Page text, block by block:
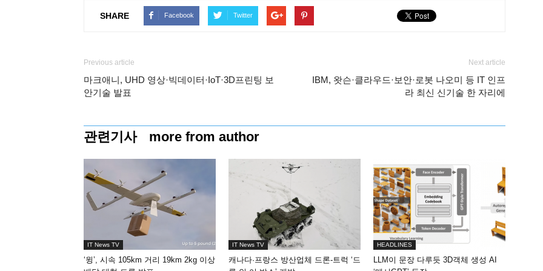
SHARE Facebook Twitter
Previous article
마크애니, UHD 영상·빅데이터·IoT·3D프린팅 보
안기술 발표
Next article
IBM, 왓슨·클라우드·보안·로봇 나오미 등 IT 인프
라 최신 신기술 한 자리에
관련기사 more from author
IT News TV
‘윙’, 시속 105km 거리 19km 2kg 이상
IT News TV
캐나다·프랑스 방산업체 드론-트럭 ‘드
HEADLINES
LLM이 문장 다루듯 3D객체 생성 AI